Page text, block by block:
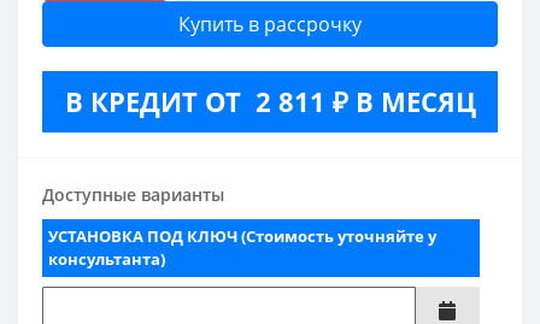
Купить в рассрочку
В КРЕДИТ ОТ 2 811 ₽ В МЕСЯЦ
Доступные варианты
УСТАНОВКА ПОД КЛЮЧ (Стоимость уточняйте у
консультанта)